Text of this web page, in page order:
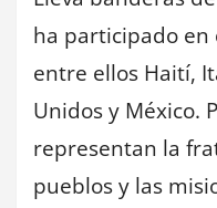
ha participado en
entre ellos Haití,
Unidos y México.
representan la
pueblos y las